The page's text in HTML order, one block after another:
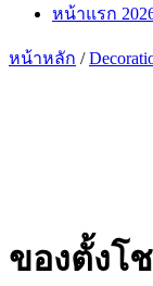
หน้าแรก
หน้าหลัก /
ของตั้งโ